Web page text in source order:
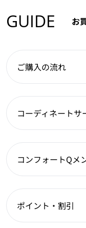
GUIDE お
ご購入の流れ
コーディネートサ
コンフォートQメ
ポイント・割引